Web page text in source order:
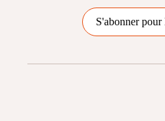
S'abonner pour